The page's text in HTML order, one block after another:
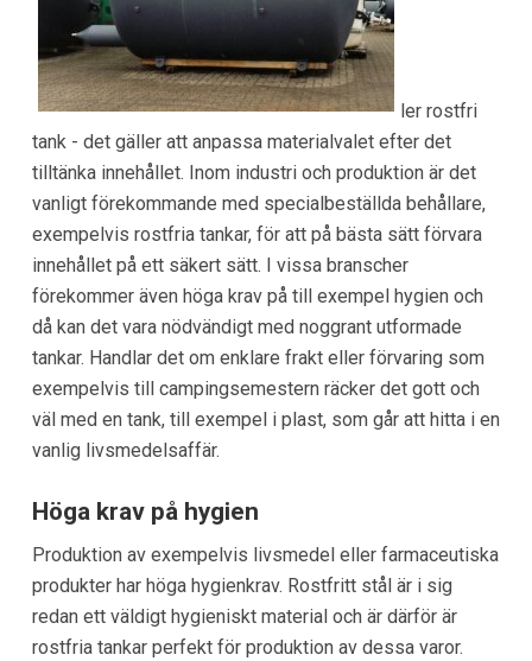
ler rostfri
tank - det gäller att anpassa materialvalet efter det
tilltänka innehållet. Inom industri och produktion är det
vanligt förekommande med specialbeställda behållare,
exempelvis rostfria tankar, för att på bästa sätt förvara
innehållet på ett säkert sätt. I vissa branscher
förekommer även höga krav på till exempel hygien och
då kan det vara nödvändigt med noggrant utformade
tankar. Handlar det om enklare frakt eller förvaring som
exempelvis till campingsemestern räcker det gott och
väl med en tank, till exempel i plast, som går att hitta i en
vanlig livsmedelsaffär.
Höga krav på hygien
Produktion av exempelvis livsmedel eller farmaceutiska
produkter har höga hygienkrav. Rostfritt stål är i sig
redan ett väldigt hygieniskt material och är därför är
rostfria tankar perfekt för produktion av dessa varor.